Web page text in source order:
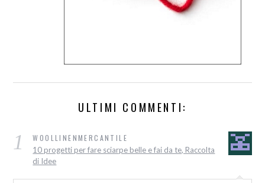
ULTIMI COMMENTI:
1 WOOLLINENMERCANTILE
10 progetti per fare sciarpe belle e fai da te, Raccolta
di Idee